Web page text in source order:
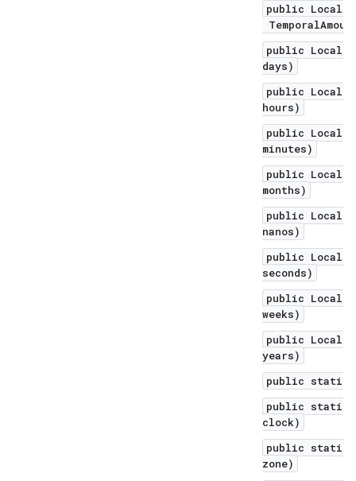
public
public
days)
public
hours)
public
minutes)
public
months)
public
nanos)
public
seconds)
public
weeks)
public
years)
public static
public static
clock)
public static
zone)